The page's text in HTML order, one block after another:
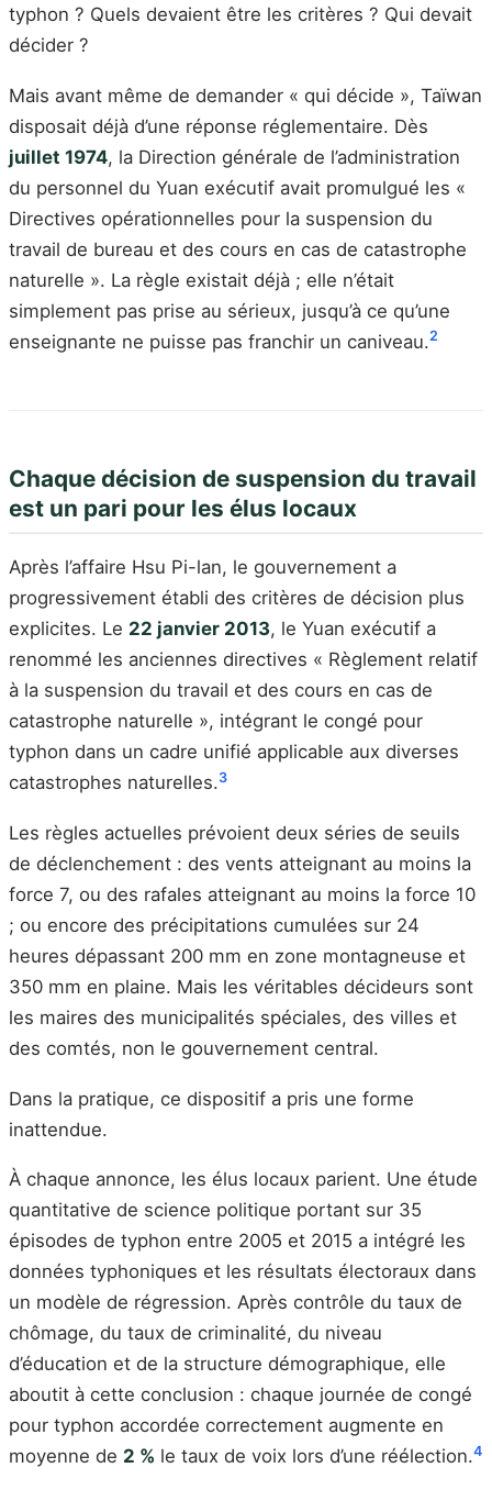
typhon ? Quels devaient être les critères ? Qui devait
décider ?
Mais avant même de demander « qui décide », Taïwan
disposait déjà d’une réponse réglementaire. Dès
juillet 1974, la Direction générale de l’administration
du personnel du Yuan exécutif avait promulgué les «
Directives opérationnelles pour la suspension du
travail de bureau et des cours en cas de catastrophe
naturelle ». La règle existait déjà ; elle n’était
simplement pas prise au sérieux, jusqu’à ce qu’une
enseignante ne puisse pas franchir un caniveau.2
Chaque décision de suspension du travail
est un pari pour les élus locaux
Après l’affaire Hsu Pi-lan, le gouvernement a
progressivement établi des critères de décision plus
explicites. Le 22 janvier 2013, le Yuan exécutif a
renommé les anciennes directives « Règlement relatif
à la suspension du travail et des cours en cas de
catastrophe naturelle », intégrant le congé pour
typhon dans un cadre unifié applicable aux diverses
catastrophes naturelles.3
Les règles actuelles prévoient deux séries de seuils
de déclenchement : des vents atteignant au moins la
force 7, ou des rafales atteignant au moins la force 10
; ou encore des précipitations cumulées sur 24
heures dépassant 200 mm en zone montagneuse et
350 mm en plaine. Mais les véritables décideurs sont
les maires des municipalités spéciales, des villes et
des comtés, non le gouvernement central.
Dans la pratique, ce dispositif a pris une forme
inattendue.
À chaque annonce, les élus locaux parient. Une étude
quantitative de science politique portant sur 35
épisodes de typhon entre 2005 et 2015 a intégré les
données typhoniques et les résultats électoraux dans
un modèle de régression. Après contrôle du taux de
chômage, du taux de criminalité, du niveau
d’éducation et de la structure démographique, elle
aboutit à cette conclusion : chaque journée de congé
pour typhon accordée correctement augmente en
moyenne de 2 % le taux de voix lors d’une réélection.4